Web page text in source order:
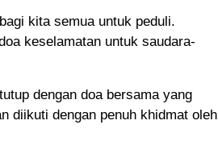
kita semua untuk peduli.
keselamatan untuk saudara-
dengan doa bersama yang
diikuti dengan penuh khidmat oleh